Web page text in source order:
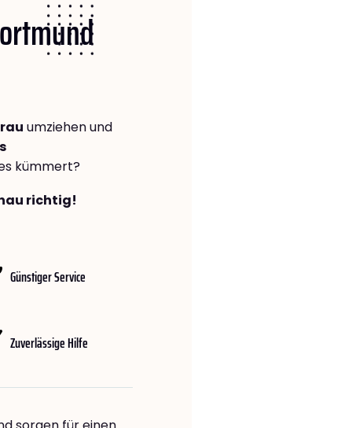
umziehen und
kümmert?
richtig!
Günstiger Service
Zuverlässige Hilfe